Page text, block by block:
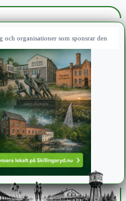
och organisationer som sponsrar den